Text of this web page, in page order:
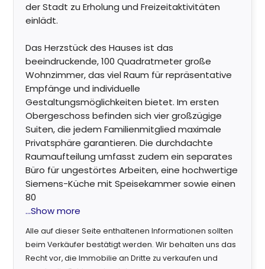
der Stadt zu Erholung und Freizeitaktivitäten
einlädt.
Das Herzstück des Hauses ist das
beeindruckende, 100 Quadratmeter große
Wohnzimmer, das viel Raum für repräsentative
Empfänge und individuelle
Gestaltungsmöglichkeiten bietet. Im ersten
Obergeschoss befinden sich vier großzügige
Suiten, die jedem Familienmitglied maximale
Privatsphäre garantieren. Die durchdachte
Raumaufteilung umfasst zudem ein separates
Büro für ungestörtes Arbeiten, eine hochwertige
Siemens-Küche mit Speisekammer sowie einen
80
...Show more
Alle auf dieser Seite enthaltenen Informationen sollten
beim Verkäufer bestätigt werden. Wir behalten uns das
Recht vor, die Immobilie an Dritte zu verkaufen und